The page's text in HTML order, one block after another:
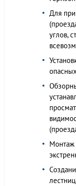
Для
углов,
Монтаж